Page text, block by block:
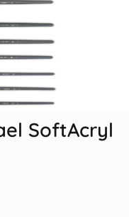
SoftAcryl